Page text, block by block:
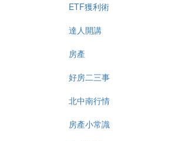
ETF獲利術
達人開講
房產
好房二三事
北中南行情
房產小常識